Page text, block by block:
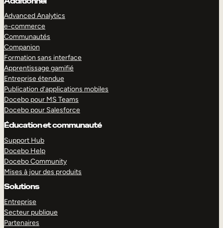
Advanced Analytics
e-commerce
Communautés
Companion
Formation sans interface
Apprentissage gamifié
Entreprise étendue
Publication d’applications mobiles
Docebo pour MS Teams
Docebo pour Salesforce
Éducation et communauté
Support Hub
Docebo Help
Docebo Community
Mises à jour des produits
Solutions
Entreprise
Secteur publique
Partenaires